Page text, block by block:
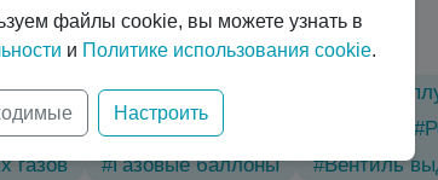
#Вертикальные криоцилиндры
#Горизонтальные криоцилиндры
газов #Газовые баллоны
#Вентиль
файлы cookie, вы можете узнать в
и Политике использования cookie.
Настроить